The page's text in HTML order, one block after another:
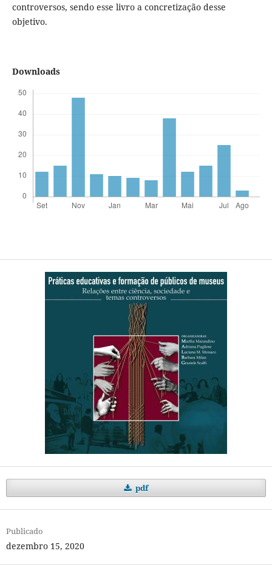
controversos, sendo esse livro a concretização desse
objetivo.
Downloads
pdf
Publicado
dezembro 15, 2020